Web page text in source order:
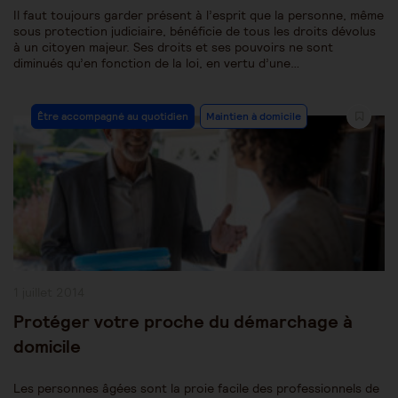
Il faut toujours garder présent à l’esprit que la personne, même
sous protection judiciaire, bénéficie de tous les droits dévolus
à un citoyen majeur. Ses droits et ses pouvoirs ne sont
diminués qu’en fonction de la loi, en vertu d’une…
Post
Category:
Être accompagné au quotidien Maintien à domicile
Protéger votre proche du démarchage à
domicile
Les personnes âgées sont la proie facile des professionnels de